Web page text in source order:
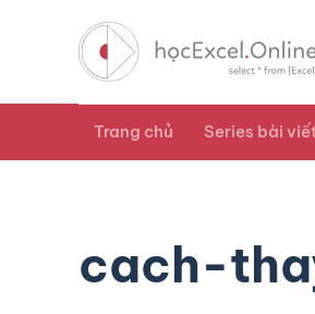
Trang chủ Series bài
cach-